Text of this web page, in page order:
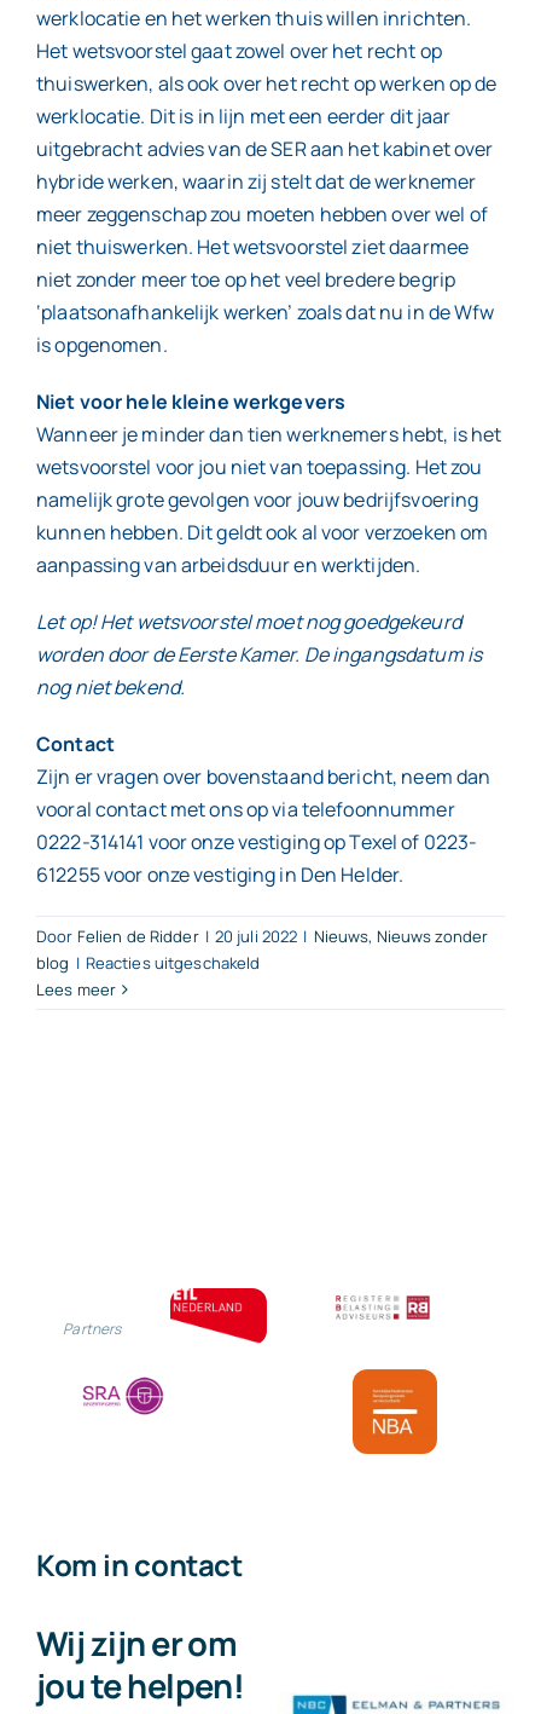
werklocatie en het werken thuis willen inrichten.
Het wetsvoorstel gaat zowel over het recht op
thuiswerken, als ook over het recht op werken op de
werklocatie. Dit is in lijn met een eerder dit jaar
uitgebracht advies van de SER aan het kabinet over
hybride werken, waarin zij stelt dat de werknemer
meer zeggenschap zou moeten hebben over wel of
niet thuiswerken. Het wetsvoorstel ziet daarmee
niet zonder meer toe op het veel bredere begrip
‘plaatsonafhankelijk werken’ zoals dat nu in de Wfw
is opgenomen.
Niet voor hele kleine werkgevers
Wanneer je minder dan tien werknemers hebt, is het
wetsvoorstel voor jou niet van toepassing. Het zou
namelijk grote gevolgen voor jouw bedrijfsvoering
kunnen hebben. Dit geldt ook al voor verzoeken om
aanpassing van arbeidsduur en werktijden.
Let op! Het wetsvoorstel moet nog goedgekeurd
worden door de Eerste Kamer. De ingangsdatum is
nog niet bekend.
Contact
Zijn er vragen over bovenstaand bericht, neem dan
vooral contact met ons op via telefoonnummer
0222-314141 voor onze vestiging op Texel of 0223-
612255 voor onze vestiging in Den Helder.
Door Felien de Ridder | 20 juli 2022 | Nieuws, Nieuws zonder
blog | Reacties uitgeschakeld
aangenomen
Lees meer
Partners
Kom in contact
Wij zijn er om
jou te helpen!